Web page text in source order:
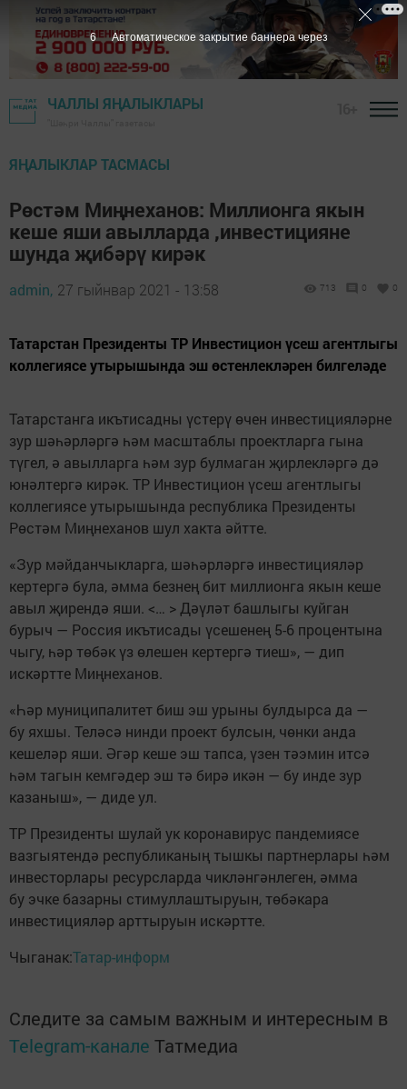
ЧАЛЛЫ ЯҢАЛЫКЛАРЫ
ЯҢАЛЫКЛАР ТАСМАСЫ
Рөстәм Миңнеханов: Миллионга якын
кеше яши авылларда ,инвестицияне
шунда җибәрү кирәк
admin, 27 гыйнвар 2021 - 13:58 713 0 0
Татарстан Президенты ТР Инвестицион үсеш агентлыгы
коллегиясе утырышында эш өстенлекләрен билгеләде
Татарстанга икътисадны үстерү өчен инвестицияләрне
зур шәһәрләргә һәм масштаблы проектларга гына
түгел, ә авылларга һәм зур булмаган җирлекләргә дә
юнәлтергә кирәк. ТР Инвестицион үсеш агентлыгы
коллегиясе утырышында республика Президенты
Рөстәм Миңнеханов шул хакта әйтте.
«Зур мәйданчыкларга, шәһәрләргә инвестицияләр
кертергә була, әмма безнең бит миллионга якын кеше
авыл җирендә яши. <… > Дәүләт башлыгы куйган
бурыч — Россия икътисады үсешенең 5-6 процентына
чыгу, һәр төбәк үз өлешен кертергә тиеш», — дип
искәртте Миңнеханов.
«Һәр муниципалитет биш эш урыны булдырса да —
бу яхшы. Теләсә нинди проект булсын, чөнки анда
кешеләр яши. Әгәр кеше эш тапса, үзен тәэмин итсә
һәм тагын кемгәдер эш тә бирә икән — бу инде зур
казаныш», — диде ул.
ТР Президенты шулай ук коронавирус пандемиясе
вазгыятендә республиканың тышкы партнерлары һәм
инвесторлары ресурсларда чикләнгәнлеген, әмма
бу эчке базарны стимуллаштыруын, төбәкара
инвестицияләр арттыруын искәртте.
Чыганак:Татар-информ
Следите за самым важным и интересным в
Telegram-канале Татмедиа
5 Автоматическое закрытие баннера через